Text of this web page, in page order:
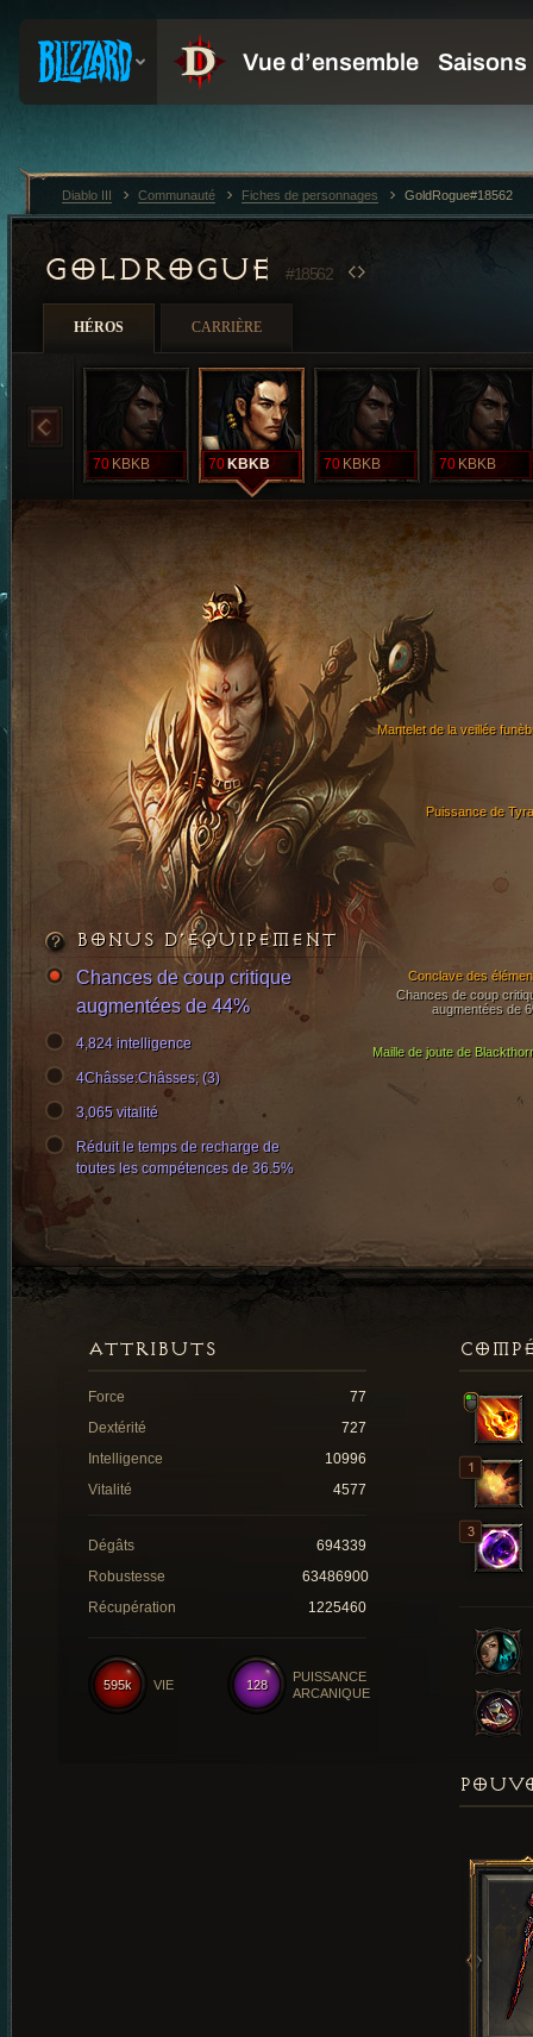
GOLDROGUE #18562
HÉROS CARRIÈRE
70 KBKB 70 KBKB 70 KBKB 70 KBKB
Puissance de
Mantelet de la veillée
Maille de joute de
Conclave des
Chances de coup
augmentées de
BONUS D’ÉQUIPEMENT
Chances de coup critique
augmentées de 44%
4,824 intelligence
4Châsse:Châsses; (3)
3,065 vitalité
Réduit le temps de recharge de
toutes les compétences de 36.5%
ATTRIBUTS
Force
77
Dextérité
727
Intelligence
10996
Vitalité
4577
Dégâts
694339
Robustesse
63486900
Récupération
1225460
128
PUISSANCE
ARCANIQUE
595k VIE
Diablo III Communauté Fiches de personnages GoldRogue#18562